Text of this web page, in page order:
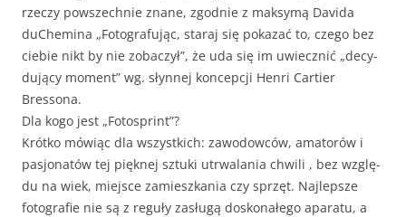
rzeczy powszech­nie znane, zgod­nie z maksymą Davi­da
duChem­i­na „Fotogra­fu­jąc, staraj się pokazać to, czego bez
ciebie nikt by nie zobaczył”, że uda się im uwiecznić „decy­
du­ją­cy moment” wg. słyn­nej kon­cepcji Hen­ri Carti­er
Bressona.
Dla kogo jest „Foto­sprint”?
Krótko mówiąc dla wszys­t­kich: zawodow­ców, ama­torów i
pasjonatów tej pięknej sztu­ki utr­wala­nia chwili , bez wzglę­
du na wiek, miejsce zamieszka­nia czy sprzęt. Najlep­sze
fotografie nie są z reguły zasługą doskon­ałego aparatu, a